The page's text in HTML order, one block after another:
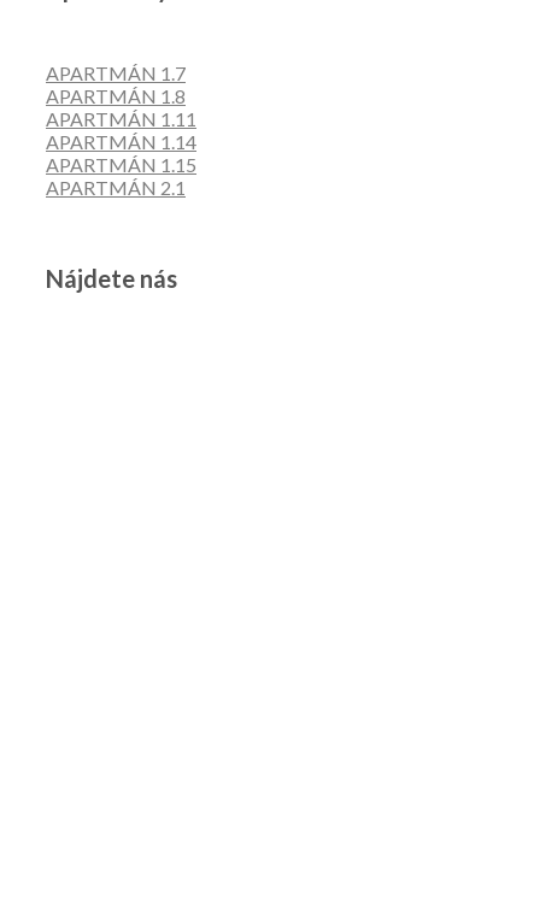
APARTMÁN 1.7
APARTMÁN 1.8
APARTMÁN 1.11
APARTMÁN 1.14
APARTMÁN 1.15
APARTMÁN 2.1
Nájdete nás